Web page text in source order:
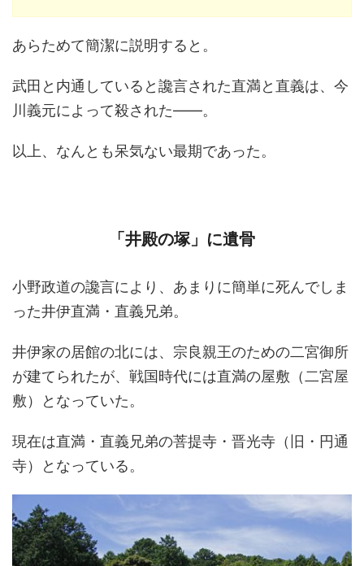
あらためて簡潔に説明すると。
武田と内通していると讒言された直満と直義は、今
川義元によって殺された――。
以上、なんとも呆気ない最期であった。
「井殿の塚」に遺骨
小野政道の讒言により、あまりに簡単に死んでしま
った井伊直満・直義兄弟。
井伊家の居館の北には、宗良親王のための二宮御所
が建てられたが、戦国時代には直満の屋敷（二宮屋
敷）となっていた。
現在は直満・直義兄弟の菩提寺・晋光寺（旧・円通
寺）となっている。